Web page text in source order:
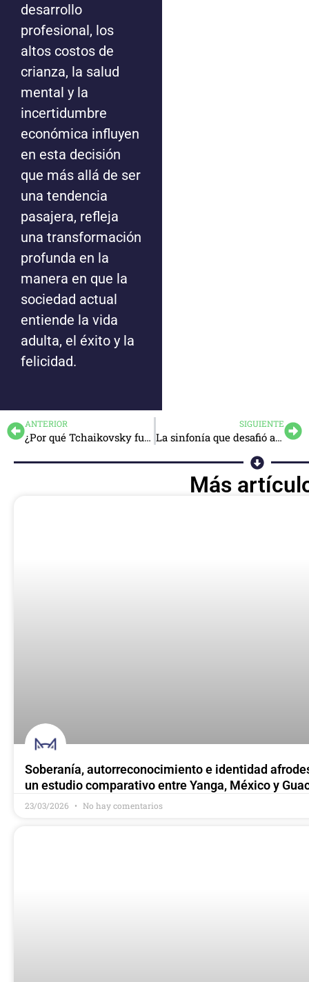
desarrollo
profesional, los
altos costos de
crianza, la salud
mental y la
incertidumbre
económica influyen
en esta decisión
que más allá de ser
una tendencia
pasajera, refleja
una transformación
profunda en la
manera en que la
sociedad actual
entiende la vida
adulta, el éxito y la
felicidad.
ANTERIOR
¿Por qué Tchaikovsky fue menospreciado por algunos círculos?
SIGUIENTE
La sinfonía que desafió al mundo
Más
Soberanía, autorreconocimiento e identidad
un estudio comparativo entre Yanga, México y
23/03/2026 No hay comentarios